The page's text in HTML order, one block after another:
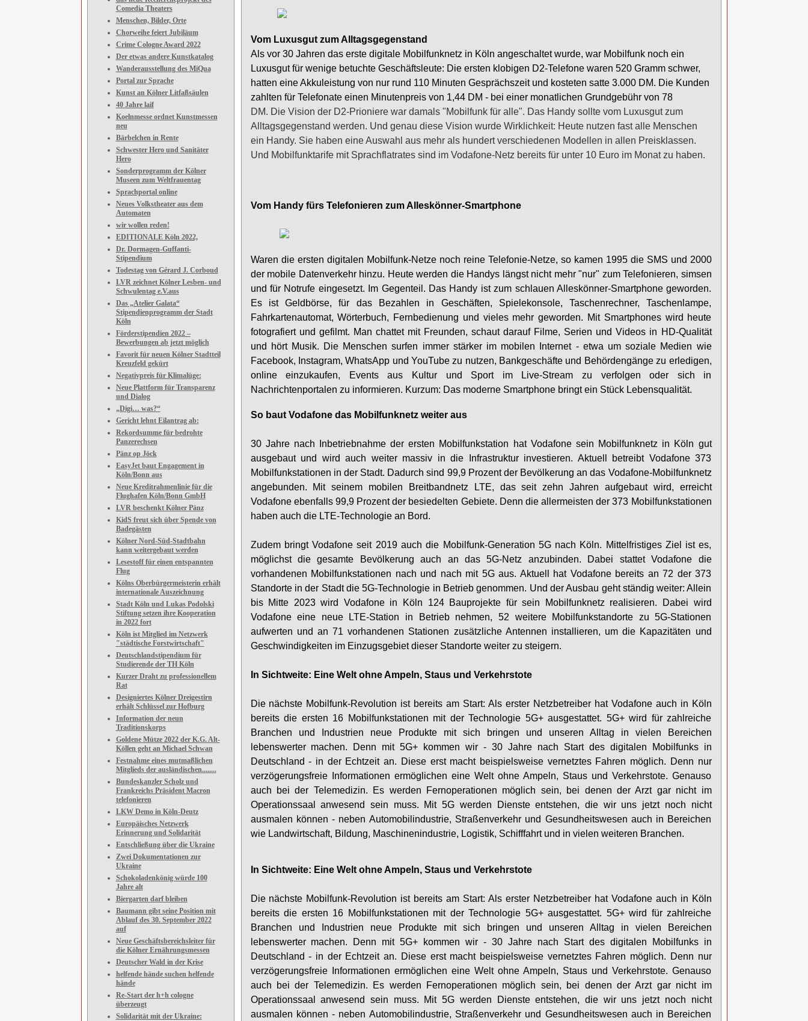
Comedia Theaters
Menschen, Bilder, Orte
Chorweihe feiert Jubiläum
Crime Cologne Award 2022
Der etwas andere Kunstkatalog
Wanderausstellung des MiQua
Portal zur Sprache
Kunst an Kölner Litfaßsäulen
40 Jahre laif
Koelnmesse ordnet Kunstmessen
neu
Bärbelchen in Rente
Schwester Hero und Sanitäter
Hero
Sonderprogramm der Kölner
Museen zum Weltfrauentag
Sprachportal online
Neues Volkstheater aus dem
Automaten
wir wollen reden!
EDITIONALE Köln 2022,
Dr. Dormagen-Guffanti-
Stipendium
Todestag von Gérard J. Corboud
LVR zeichnet Kölner Lesben- und
Schwulentag e.V.aus
Das „Atelier Galata“
Stipendienprogramm der Stadt
Köln
Förderstipendien 2022 –
Bewerbungen ab jetzt möglich
Favorit für neuen Kölner Stadtteil
Kreuzfeld gekürt
Negativpreis für Klimalüge:
Neue Plattform für Transparenz
und Dialog
„Digi… was?“
Gericht lehnt Eilantrag ab:
Rekordsumme für bedrohte
Panzerechsen
Pänz op Jöck
EasyJet baut Engagement in
Köln/Bonn aus
Neue Kreditrahmenlinie für die
Flughafen Köln/Bonn GmbH
LVR beschenkt Kölner Pänz
KidS freut sich über Spende von
Badegästen
Kölner Nord-Süd-Stadtbahn
kann weitergebaut werden
Lesestoff für einen entspannten
Flug
Kölns Oberbürgermeisterin erhält
internationale Auszeichnung
Stadt Köln und Lukas Podolski
Stiftung setzen ihre Kooperation
in 2022 fort
Köln ist Mitglied im Netzwerk
"städtische Forstwirtschaft"
Deutschlandstipendium für
Studierende der TH Köln
Kurzer Draht zu professionellem
Rat
Designiertes Kölner Dreigestirn
erhält Schlüssel zur Hofburg
Information der neun
Traditionskorps
Goldene Mütze 2022 der K.G. Alt-
Köllen geht an Michael Schwan
Festnahme eines mutmaßlichen
Mitglieds der ausländischen........
Bundeskanzler Scholz und
Frankreichs Präsident Macron
telefonieren
LKW Demo in Köln-Deutz
Europäisches Netzwerk
Erinnerung und Solidarität
Entschließung über die Ukraine
Zwei Dokumentationen zur
Ukraine
Schokoladenkönig würde 100
Jahre alt
Biergarten darf bleiben
Baumann gibt seine Position mit
Ablauf des 30. September 2022
auf
Neue Geschäftsbereichsleiter für
die Kölner Ernährungsmessen
Deutscher Wald in der Krise
helfende hände suchen helfende
hände
Re-Start der h+h cologne
überzeugt
Solidarität mit der Ukraine:
Vom Luxusgut zum Alltagsgegenstand
Als vor 30 Jahren das erste digitale Mobilfunknetz in Köln angeschaltet wurde, war Mobilfunk noch ein
Luxusgut für wenige betuchte Geschäftsleute: Die ersten klobigen D2-Telefone waren 520 Gramm schwer,
hatten eine Akkuleistung von nur rund 110 Minuten Gesprächszeit und kosteten satte 3.000 DM. Die Kunden
zahlten für Telefonate einen Minutenpreis von 1,44 DM - bei einer monatlichen Grundgebühr von 78
DM. Die Vision der D2-Prioniere war damals "Mobilfunk für alle". Das Handy sollte vom Luxusgut zum
Alltagsgegenstand werden. Und genau diese Vision wurde Wirklichkeit: Heute nutzen fast alle Menschen
ein Handy. Sie haben eine Auswahl aus mehr als hundert verschiedenen Modellen in allen Preisklassen.
Und Mobilfunktarife mit Sprachflatrates sind im Vodafone-Netz bereits für unter 10 Euro im Monat zu haben.
Vom Handy fürs Telefonieren zum Alleskönner-Smartphone
Waren die ersten digitalen Mobilfunk-Netze noch reine Telefonie-Netze, so kamen 1995 die SMS und 2000
der mobile Datenverkehr hinzu. Heute werden die Handys längst nicht mehr "nur" zum Telefonieren, simsen
und für Notrufe eingesetzt. Im Gegenteil. Das Handy ist zum schlauen Alleskönner-Smartphone geworden.
Es ist Geldbörse, für das Bezahlen in Geschäften, Spielekonsole, Taschenrechner, Taschenlampe,
Fahrkartenautomat, Wörterbuch, Fernbedienung und vieles mehr geworden. Mit Smartphones wird heute
fotografiert und gefilmt. Man chattet mit Freunden, schaut darauf Filme, Serien und Videos in HD-Qualität
und hört Musik. Die Menschen surfen immer stärker im mobilen Internet - etwa um soziale Medien wie
Facebook, Instagram, WhatsApp und YouTube zu nutzen, Bankgeschäfte und Behördengänge zu erledigen,
online einzukaufen, Events aus Kultur und Sport im Live-Stream zu verfolgen oder sich in
Nachrichtenportalen zu informieren. Kurzum: Das moderne Smartphone bringt ein Stück Lebensqualität.
So baut Vodafone das Mobilfunknetz weiter aus
30 Jahre nach Inbetriebnahme der ersten Mobilfunkstation hat Vodafone sein Mobilfunknetz in Köln gut
ausgebaut und wird auch weiter massiv in die Infrastruktur investieren. Aktuell betreibt Vodafone 373
Mobilfunkstationen in der Stadt. Dadurch sind 99,9 Prozent der Bevölkerung an das Vodafone-Mobilfunknetz
angebunden. Mit seinem mobilen Breitbandnetz LTE, das seit zehn Jahren aufgebaut wird, erreicht
Vodafone ebenfalls 99,9 Prozent der besiedelten Gebiete. Denn die allermeisten der 373 Mobilfunkstationen
haben auch die LTE-Technologie an Bord.
Zudem bringt Vodafone seit 2019 auch die Mobilfunk-Generation 5G nach Köln. Mittelfristiges Ziel ist es,
möglichst die gesamte Bevölkerung auch an das 5G-Netz anzubinden. Dabei stattet Vodafone die
vorhandenen Mobilfunkstationen nach und nach mit 5G aus. Aktuell hat Vodafone bereits an 72 der 373
Standorte in der Stadt die 5G-Technologie in Betrieb genommen. Und der Ausbau geht ständig weiter: Allein
bis Mitte 2023 wird Vodafone in Köln 124 Bauprojekte für sein Mobilfunknetz realisieren. Dabei wird
Vodafone eine neue LTE-Station in Betrieb nehmen, 52 weitere Mobilfunkstandorte zu 5G-Stationen
aufwerten und an 71 vorhandenen Stationen zusätzliche Antennen installieren, um die Kapazitäten und
Geschwindigkeiten im Einzugsgebiet dieser Standorte weiter zu steigern.
In Sichtweite: Eine Welt ohne Ampeln, Staus und Verkehrstote
Die nächste Mobilfunk-Revolution ist bereits am Start: Als erster Netzbetreiber hat Vodafone auch in Köln
bereits die ersten 16 Mobilfunkstationen mit der Technologie 5G+ ausgestattet. 5G+ wird für zahlreiche
Branchen und Industrien neue Produkte mit sich bringen und unseren Alltag in vielen Bereichen
lebenswerter machen. Denn mit 5G+ kommen wir - 30 Jahre nach Start des digitalen Mobilfunks in
Deutschland - in der Echtzeit an. Diese erst macht beispielsweise vernetztes Fahren möglich. Denn nur
verzögerungsfreie Informationen ermöglichen eine Welt ohne Ampeln, Staus und Verkehrstote. Genauso
auch bei der Telemedizin. Es werden Fernoperationen möglich sein, bei denen der Arzt gar nicht im
Operationssaal anwesend sein muss. Mit 5G werden Dienste entstehen, die wir uns jetzt noch nicht
ausmalen können - neben Automobilindustrie, Straßenverkehr und Gesundheitswesen auch in Bereichen
wie Landwirtschaft, Bildung, Maschinenindustrie, Logistik, Schifffahrt und in vielen weiteren Branchen.
In Sichtweite: Eine Welt ohne Ampeln, Staus und Verkehrstote
Die nächste Mobilfunk-Revolution ist bereits am Start: Als erster Netzbetreiber hat Vodafone auch in Köln
bereits die ersten 16 Mobilfunkstationen mit der Technologie 5G+ ausgestattet. 5G+ wird für zahlreiche
Branchen und Industrien neue Produkte mit sich bringen und unseren Alltag in vielen Bereichen
lebenswerter machen. Denn mit 5G+ kommen wir - 30 Jahre nach Start des digitalen Mobilfunks in
Deutschland - in der Echtzeit an. Diese erst macht beispielsweise vernetztes Fahren möglich. Denn nur
verzögerungsfreie Informationen ermöglichen eine Welt ohne Ampeln, Staus und Verkehrstote. Genauso
auch bei der Telemedizin. Es werden Fernoperationen möglich sein, bei denen der Arzt gar nicht im
Operationssaal anwesend sein muss. Mit 5G werden Dienste entstehen, die wir uns jetzt noch nicht
ausmalen können - neben Automobilindustrie, Straßenverkehr und Gesundheitswesen auch in Bereichen